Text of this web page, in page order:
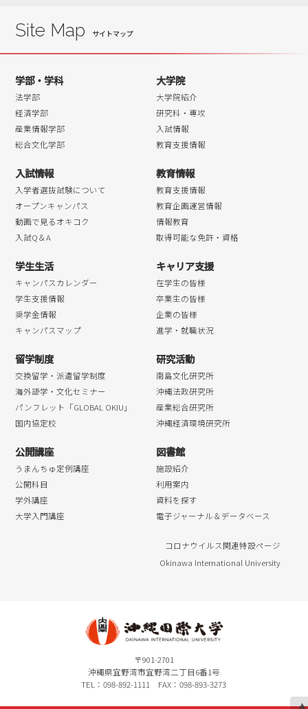
Site Map
学部・学科
法学部
経済学部
産業情報学部
総合文化学部
大学院
大学院紹介
研究科・専攻
入試情報
教育支援情報
入試情報
入学者選抜試験について
オープンキャンパス
動画で見るオキコク
入試Q＆A
教育情報
教育支援情報
教育企画運営情報
情報教育
取得可能な免許・資格
学生生活
キャンパスカレンダー
学生支援情報
奨学金情報
キャンパスマップ
キャリア支援
在学生の皆様
卒業生の皆様
企業の皆様
進学・就職状況
留学制度
交換留学・派遣留学制度
海外語学・文化セミナー
パンフレット「GLOBAL OKIU」
国内協定校
研究活動
南島文化研究所
沖縄法政研究所
産業総合研究所
沖縄経済環境研究所
公開講座
うまんちゅ定例講座
公開科目
学外講座
大学入門講座
図書館
施設紹介
利用案内
資料を探す
電子ジャーナル＆データベース
コロナウイルス関連特設ページ
Okinawa International University
〒901-2701
沖縄県宜野湾市宜野湾二丁目6番1号
TEL：098-892-1111 FAX：098-893-3273